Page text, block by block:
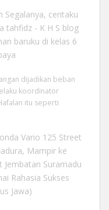
Segalanya, ceritaku
tahfidz - K H S blog
baruku di kelas 6
dijadikan beban
koordinator
itu seperti
Vario 125 Street
Mampir ke
Jembatan Suramadu
Rahasia Sukses
Jawa)